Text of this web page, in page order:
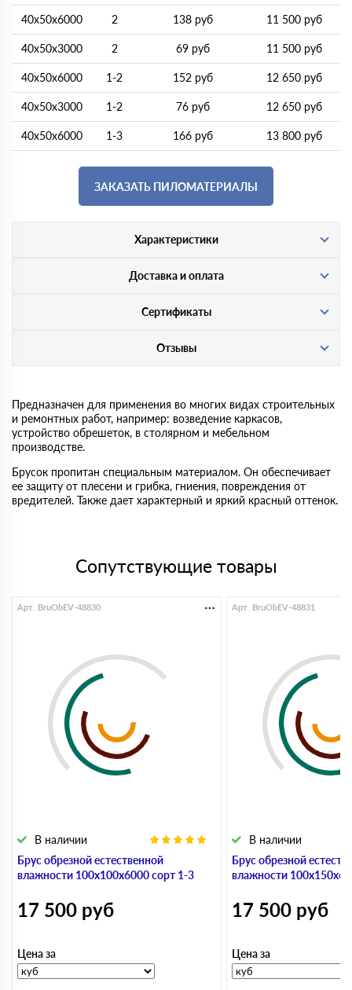
40х50х6000 2 138 руб 11 500 руб
40х50х3000 2 69 руб 11 500 руб
40х50х6000 1-2 152 руб 12 650 руб
40х50х3000 1-2 76 руб 12 650 руб
40х50х6000 1-3 166 руб 13 800 руб
ЗАКАЗАТЬ ПИЛОМАТЕРИАЛЫ
Характеристики
Доставка и оплата
Сертификаты
Отзывы
Предназначен для применения во многих видах строительных
и ремонтных работ, например: возведение каркасов,
устройство обрешеток, в столярном и мебельном
производстве.
Брусок пропитан специальным материалом. Он обеспечивает
ее защиту от плесени и грибка, гниения, повреждения от
вредителей. Также дает характерный и яркий красный оттенок.
Сопутствующие товары
Брус обрезной естественной
влажности 100х100х6000 сорт 1-3
В наличии
Арт. BruObEV-48830
17 500 руб
Цена за
Брус обрезной
влажности
В наличии
Арт. BruObEV-48831
17 500 руб
Цена за